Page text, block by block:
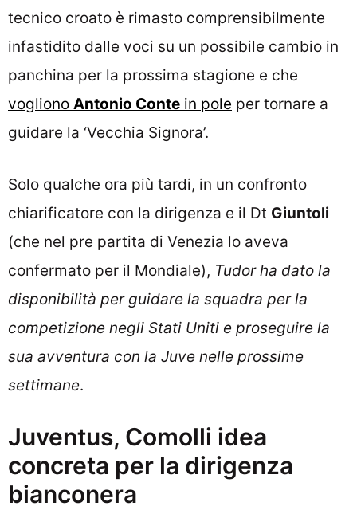
tecnico croato è rimasto comprensibilmente
infastidito dalle voci su un possibile cambio in
panchina per la prossima stagione e che
vogliono Antonio Conte in pole per tornare a
guidare la ‘Vecchia Signora’.
Solo qualche ora più tardi, in un confronto
chiarificatore con la dirigenza e il Dt Giuntoli
(che nel pre partita di Venezia lo aveva
confermato per il Mondiale), Tudor ha dato la
disponibilità per guidare la squadra per la
competizione negli Stati Uniti e proseguire la
sua avventura con la Juve nelle prossime
settimane.
Juventus, Comolli idea
concreta per la dirigenza
bianconera